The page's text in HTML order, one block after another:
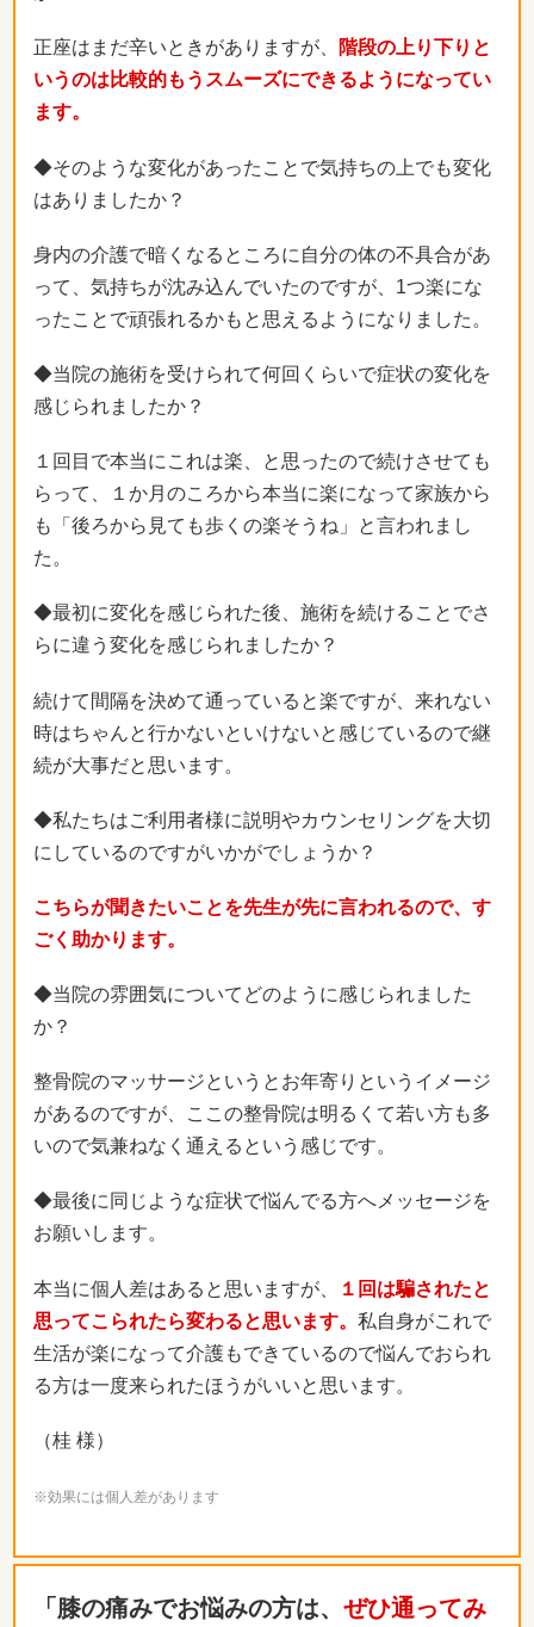
正座はまだ辛いときがありますが、
階段の上り下りと
いうのは比較的もうスムーズにできるようになってい
ます。
◆そのような変化があったことで気持ちの上でも変化
はありましたか？
身内の介護で暗くなるところに自分の体の不具合があ
って、気持ちが沈み込んでいたのですが、1つ楽にな
ったことで頑張れるかもと思えるようになりました。
◆当院の施術を受けられて何回くらいで症状の変化を
感じられましたか？
１回目で本当にこれは楽、と思ったので続けさせても
らって、１か月のころから本当に楽になって家族から
も「後ろから見ても歩くの楽そうね」と言われまし
た。
◆最初に変化を感じられた後、施術を続けることでさ
らに違う変化を感じられましたか？
続けて間隔を決めて通っていると楽ですが、来れない
時はちゃんと行かないといけないと感じているので継
続が大事だと思います。
◆私たちはご利用者様に説明やカウンセリングを大切
にしているのですがいかがでしょうか？
こちらが聞きたいことを先生が先に言われるので、す
ごく助かります。
◆当院の雰囲気についてどのように感じられました
か？
整骨院のマッサージというとお年寄りというイメージ
があるのですが、ここの整骨院は明るくて若い方も多
いので気兼ねなく通えるという感じです。
◆最後に同じような症状で悩んでる方へメッセージを
お願いします。
本当に個人差はあると思いますが、
１回は騙されたと
思ってこられたら変わると思います。 私自身がこれで
生活が楽になって介護もできているので悩んでおられ
る方は一度来られたほうがいいと思います。
（桂 様）
※効果には個人差があります
「膝の痛みでお悩みの方は、 ぜひ通ってみ